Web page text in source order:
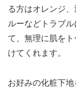
る方はオレンジ
ルーなどトラブ
て、無理に肌を
けてくれます。
お好みの化粧下